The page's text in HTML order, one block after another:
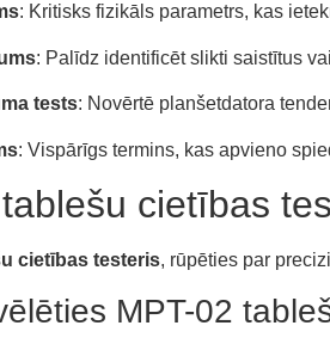
: Kritisks fizikāls parametrs, kas
: Palīdz identificēt slikti saistītus
tests: Novērtē planšetdatora
: Vispārīgs termins, kas apvieno
cietības
cietības testeris, rūpēties par
MPT-02